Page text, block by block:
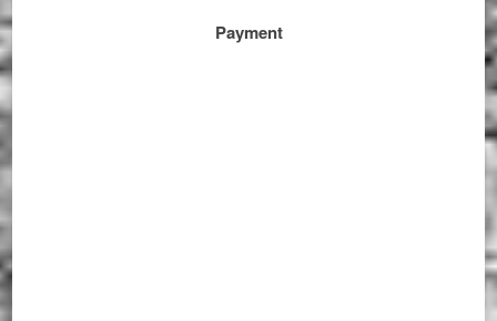
Payment